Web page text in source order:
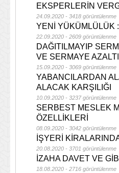
EKSPERLERİN
24.09.2020 - 3418 görüntülenme
YENİ YÜKÜMLÜLÜK
22.09.2020 - 2609 görüntülenme
DAĞITILMAYIP
VE SERMAYE
15.09.2020 - 3069 görüntülenme
YABANCILARDAN
ALACAK KARŞILIĞI
10.09.2020 - 3237 görüntülenme
SERBEST MESLEK
ÖZELLİKLERİ
08.09.2020 - 3042 görüntülenme
İŞYERİ
20.08.2020 - 3701 görüntülenme
İZAHA DAVET VE
18.08.2020 - 2716 görüntülenme